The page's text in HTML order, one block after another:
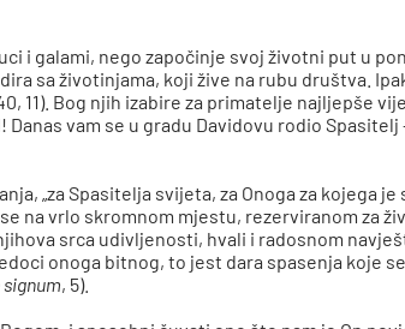
i galami, nego započinje svoj životni put u
sa životinjama, koji žive na rubu društva.
11). Bog njih izabire za primatelje najljepše
vam se u gradu Davidovu rodio Spasitelj
„za Spasitelja svijeta, za Onoga za kojega
na vrlo skromnom mjestu, rezerviranom za
srca udivljenosti, hvali i radosnom
onoga bitnog, to jest dara spasenja koje se
, 5).